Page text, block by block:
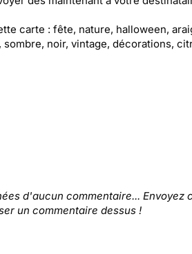
carte : fête, nature, halloween,
noir, vintage, décorations,
d'aucun commentaire... Envoyez
un commentaire dessus !